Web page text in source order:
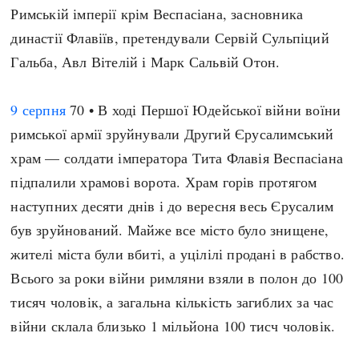
Римській імперії крім Веспасіана, засновника
династії Флавіїв, претендували Сервій Сульпіций
Гальба, Авл Вітелій і Марк Сальвій Отон.
9 серпня 70 • В ході Першої Юдейської війни воїни
римської армії зруйнували Другий Єрусалимський
храм — солдати імператора Тита Флавія Веспасіана
підпалили храмові ворота. Храм горів протягом
наступних десяти днів і до вересня весь Єрусалим
був зруйнований. Майже все місто було знищене,
жителі міста були вбиті, а уцілілі продані в рабство.
Всього за роки війни римляни взяли в полон до 100
тисяч чоловік, а загальна кількість загиблих за час
війни склала близько 1 мільйона 100 тисч чоловік.